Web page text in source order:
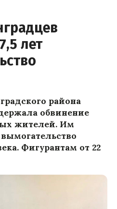
лет
района
обвинение
жителей. Им
Фигурантам от 22